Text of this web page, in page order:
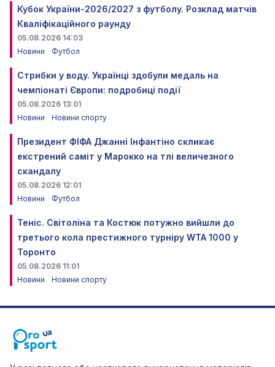
Кубок України-2026/2027 з футболу. Розклад матчів
Кваліфікаційного раунду
05.08.2026 14:03
Новини
Футбол
Стрибки у воду. Українці здобули медаль на
чемпіонаті Європи: подробиці події
05.08.2026 13:01
Новини
Новини спорту
Президент ФІФА Джанні Інфантіно скликає
екстрений саміт у Марокко на тлі величезного
скандалу
05.08.2026 12:01
Новини
Футбол
Теніс. Світоліна та Костюк потужно вийшли до
третього кола престижного турніру WTA 1000 у
Торонто
05.08.2026 11:01
Новини
Новини спорту